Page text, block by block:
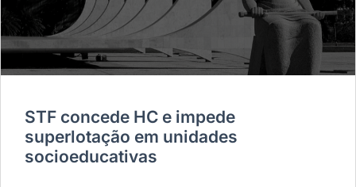
STF concede HC e impede
superlotação em unidades
socioeducativas